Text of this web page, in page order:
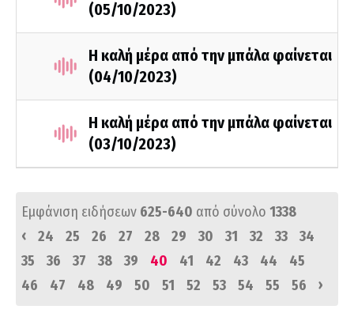
(05/10/2023)
Η καλή μέρα από την μπάλα φαίνεται
(04/10/2023)
Η καλή μέρα από την μπάλα φαίνεται
(03/10/2023)
Εμφάνιση ειδήσεων 625-640 από σύνολο 1338
‹
24 25 26 27 28 29 30 31 32 33
34
35
36 37 38 39 40 41 42 43 44
45
46
47 48 49 50 51 52 53 54 55 56 ›